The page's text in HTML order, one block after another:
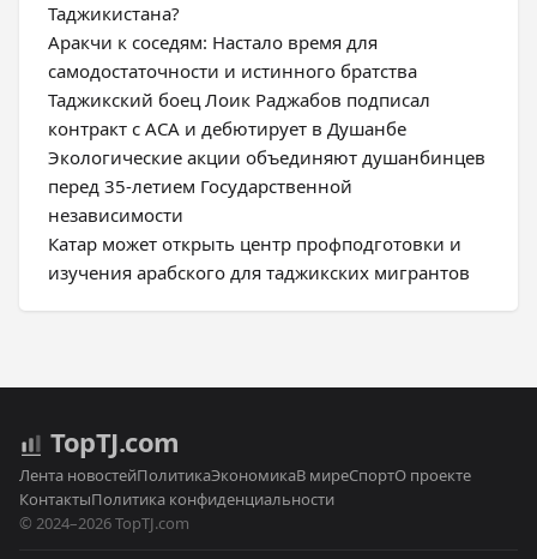
Таджикистана?
Аракчи к соседям: Настало время для
самодостаточности и истинного братства
Таджикский боец Лоик Раджабов подписал
контракт с ACA и дебютирует в Душанбе
Экологические акции объединяют душанбинцев
перед 35-летием Государственной
независимости
Катар может открыть центр профподготовки и
изучения арабского для таджикских мигрантов
TopTJ.com
Лента новостейПолитикаЭкономикаВ миреСпортО проекте
КонтактыПолитика конфиденциальности
© 2024–2026 TopTJ.com